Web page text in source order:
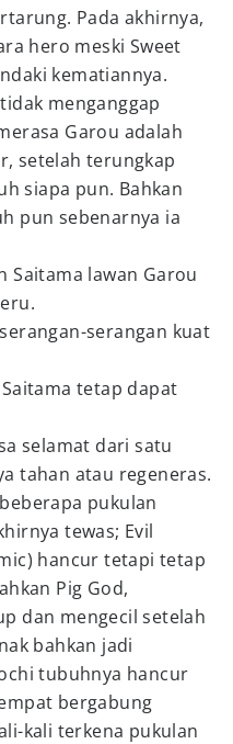
Pada akhirnya,
hero meski Sweet
kematiannya.
menganggap
Garou adalah
setelah terungkap
siapa pun. Bahkan
pun sebenarnya ia
Saitama lawan Garou
serangan kuat
tetap dapat
selamat dari satu
tahan atau regeneras.
pukulan
tewas; Evil
hancur tetapi tetap
Pig God,
dan mengecil setelah
bahkan jadi
tubuhnya hancur
bergabung
kali terkena pukulan